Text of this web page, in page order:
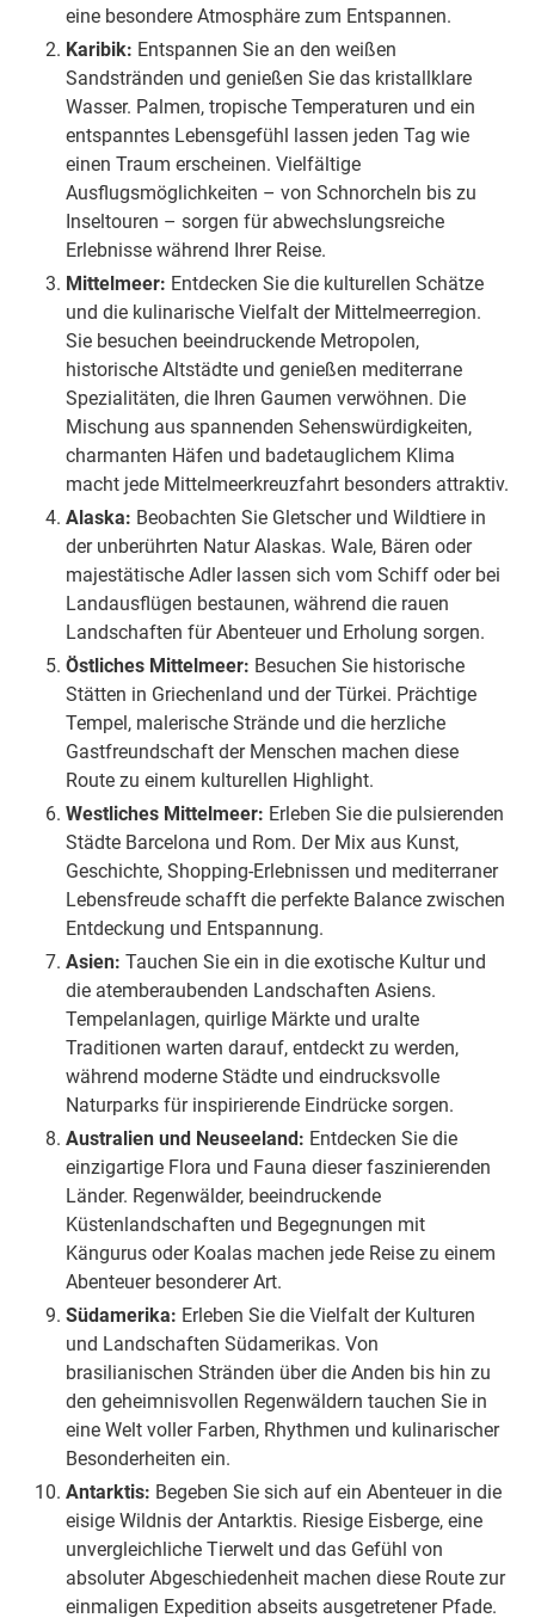
eine besondere Atmosphäre zum Entspannen.
Karibik: Entspannen Sie an den weißen
Sandstränden und genießen Sie das kristallklare
Wasser. Palmen, tropische Temperaturen und ein
entspanntes Lebensgefühl lassen jeden Tag wie
einen Traum erscheinen. Vielfältige
Ausflugsmöglichkeiten – von Schnorcheln bis zu
Inseltouren – sorgen für abwechslungsreiche
Erlebnisse während Ihrer Reise.
Mittelmeer: Entdecken Sie die kulturellen Schätze
und die kulinarische Vielfalt der Mittelmeerregion.
Sie besuchen beeindruckende Metropolen,
historische Altstädte und genießen mediterrane
Spezialitäten, die Ihren Gaumen verwöhnen. Die
Mischung aus spannenden Sehenswürdigkeiten,
charmanten Häfen und badetauglichem Klima
macht jede Mittelmeerkreuzfahrt besonders attraktiv.
Alaska: Beobachten Sie Gletscher und Wildtiere in
der unberührten Natur Alaskas. Wale, Bären oder
majestätische Adler lassen sich vom Schiff oder bei
Landausflügen bestaunen, während die rauen
Landschaften für Abenteuer und Erholung sorgen.
Östliches Mittelmeer: Besuchen Sie historische
Stätten in Griechenland und der Türkei. Prächtige
Tempel, malerische Strände und die herzliche
Gastfreundschaft der Menschen machen diese
Route zu einem kulturellen Highlight.
Westliches Mittelmeer: Erleben Sie die pulsierenden
Städte Barcelona und Rom. Der Mix aus Kunst,
Geschichte, Shopping-Erlebnissen und mediterraner
Lebensfreude schafft die perfekte Balance zwischen
Entdeckung und Entspannung.
Asien: Tauchen Sie ein in die exotische Kultur und
die atemberaubenden Landschaften Asiens.
Tempelanlagen, quirlige Märkte und uralte
Traditionen warten darauf, entdeckt zu werden,
während moderne Städte und eindrucksvolle
Naturparks für inspirierende Eindrücke sorgen.
Australien und Neuseeland: Entdecken Sie die
einzigartige Flora und Fauna dieser faszinierenden
Länder. Regenwälder, beeindruckende
Küstenlandschaften und Begegnungen mit
Kängurus oder Koalas machen jede Reise zu einem
Abenteuer besonderer Art.
Südamerika: Erleben Sie die Vielfalt der Kulturen
und Landschaften Südamerikas. Von
brasilianischen Stränden über die Anden bis hin zu
den geheimnisvollen Regenwäldern tauchen Sie in
eine Welt voller Farben, Rhythmen und kulinarischer
Besonderheiten ein.
Antarktis: Begeben Sie sich auf ein Abenteuer in die
eisige Wildnis der Antarktis. Riesige Eisberge, eine
unvergleichliche Tierwelt und das Gefühl von
absoluter Abgeschiedenheit machen diese Route zur
einmaligen Expedition abseits ausgetretener Pfade.